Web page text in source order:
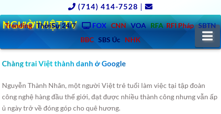
(714) 414-7528 |
Trending ThờiSự 24/7 FOX CNN VOA RFA RFI Pháp SBTN
BBC SBS Úc NHK
NGƯỜIVIỆT.TV
Chàng trai Việt thành danh ở Google
Nguyễn Thành Nhân, một người Việt trẻ tuổi làm việc tại tập đoàn
công nghệ hàng đầu thế giới, đạt được nhiều thành công nhưng vẫn ấp
ủ ngày trở về đóng góp cho quê hương.